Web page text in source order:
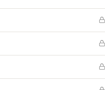
class, des suivis individuels
sur-mesure.